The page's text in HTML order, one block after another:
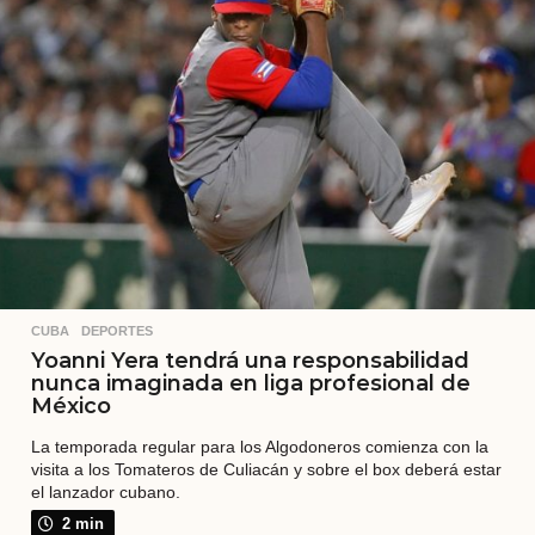
r
s
CUBA ,DEPORTES
Yoanni Yera tendrá una responsabilidad
nunca imaginada en liga profesional de
México
La temporada regular para los Algodoneros comienza con la
visita a los Tomateros de Culiacán y sobre el box deberá estar
el lanzador cubano.
2 min